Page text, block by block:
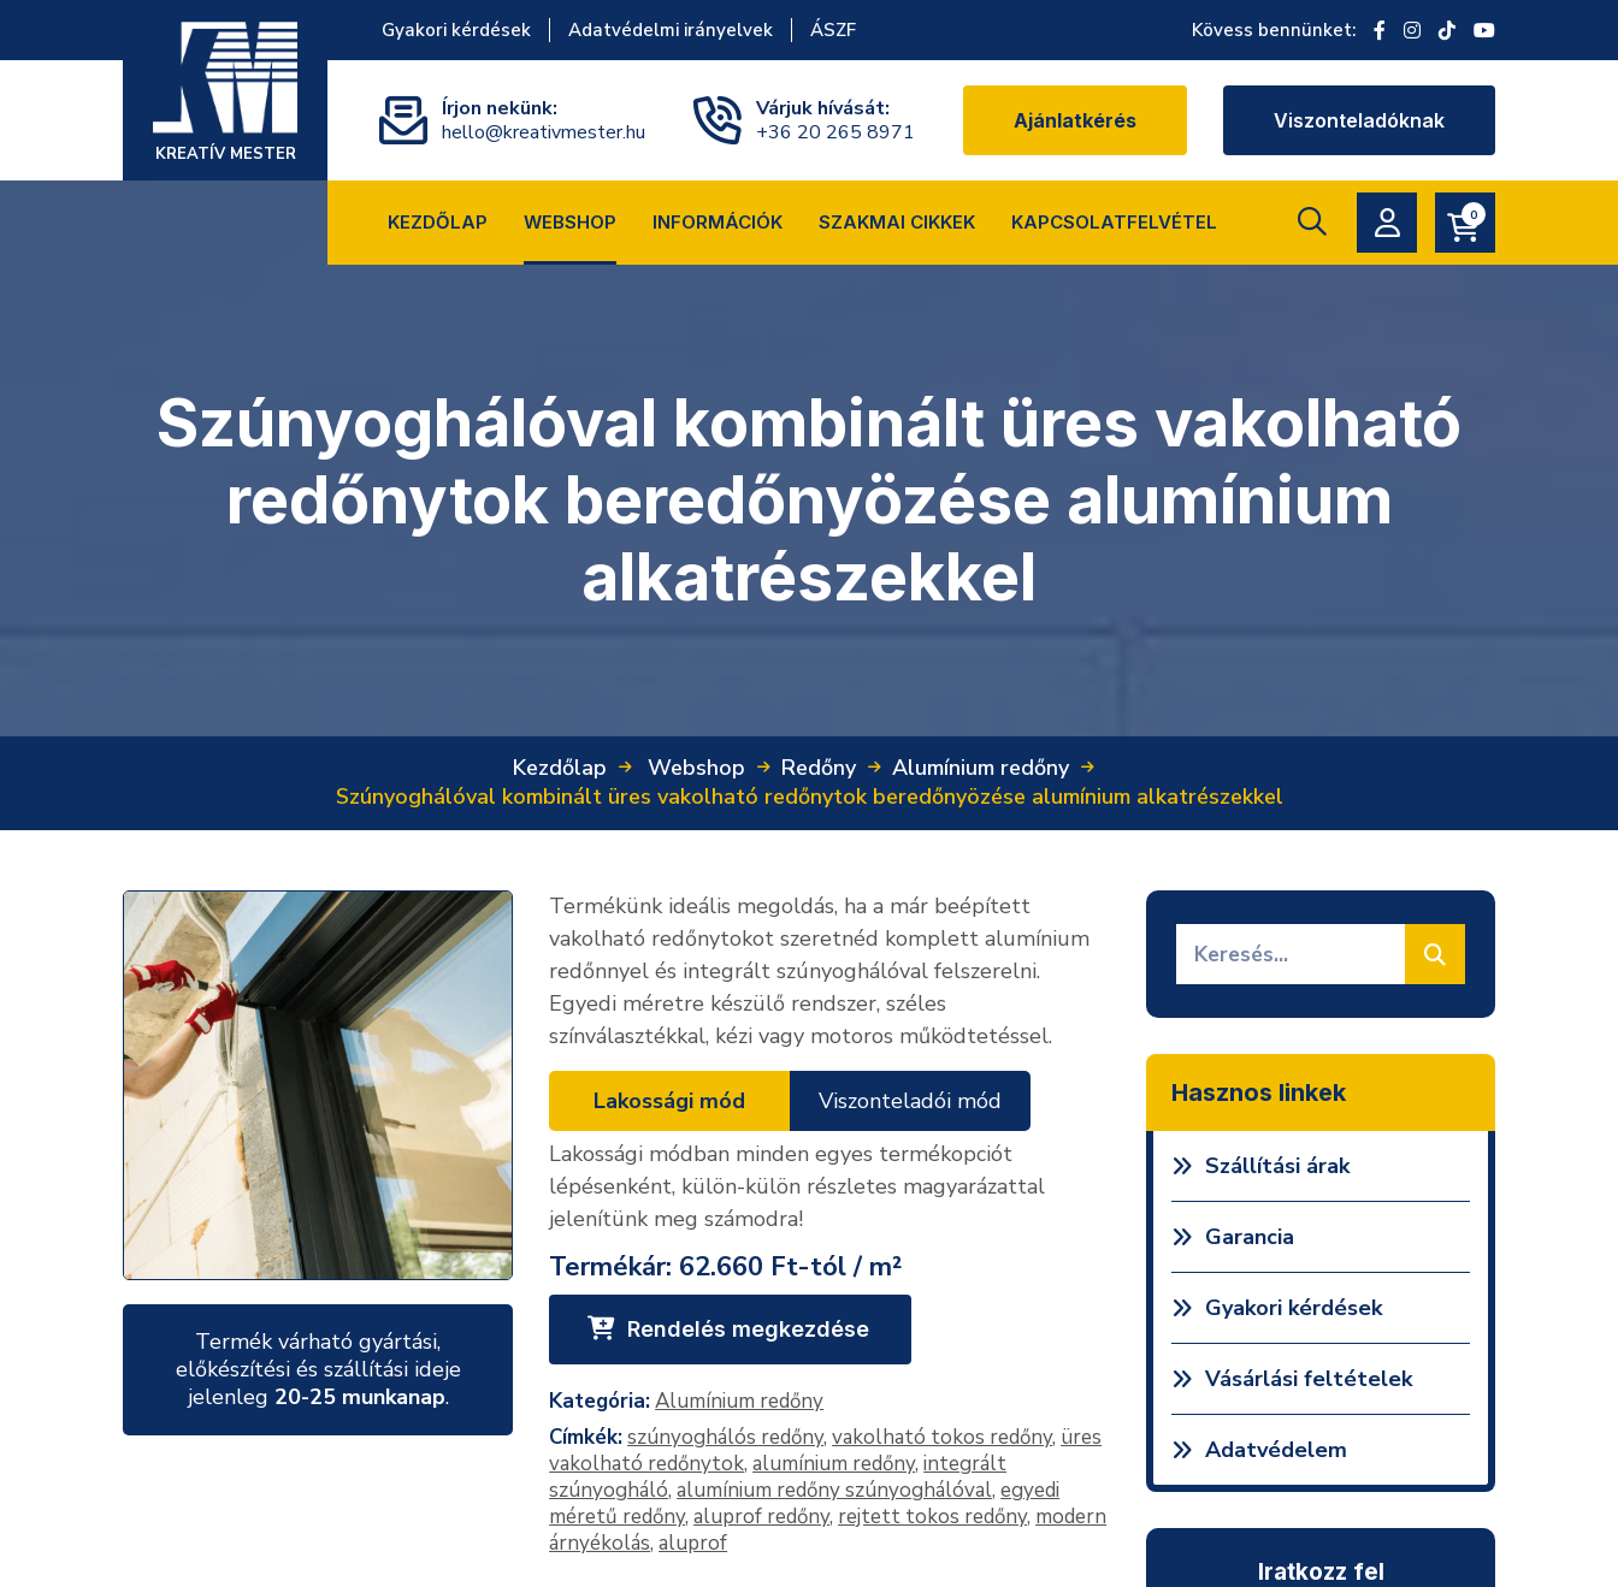
Gyakori kérdések Adatvédelmi irányelvek ÁSZF Kövess bennünket:
KREATÍV MESTER
Írjon nekünk:
hello@kreativmester.hu
Várjuk hívását:
+36 20 265 8971
Ajánlatkérés Viszonteladóknak
KEZDŐLAP WEBSHOP INFORMÁCIÓK SZAKMAI CIKKEK KAPCSOLATFELVÉTEL 0
Szúnyoghálóval kombinált üres vakolható
redőnytok beredőnyözése alumínium
alkatrészekkel
Kezdőlap Webshop Redőny
Alumínium redőny
Szúnyoghálóval kombinált üres vakolható redőnytok beredőnyözése alumínium alkatrészekkel
Termék várható gyártási,
előkészítési és szállítási ideje
jelenleg 20-25 munkanap.
Termékünk ideális megoldás, ha a már beépített
vakolható redőnytokot szeretnéd komplett alumínium
redőnnyel és integrált szúnyoghálóval felszerelni.
Egyedi méretre készülő rendszer, széles
színválasztékkal, kézi vagy motoros működtetéssel.
Lakossági mód
Viszonteladói mód
Lakossági módban minden egyes termékopciót
lépésenként, külön-külön részletes magyarázattal
jelenítünk meg számodra!
Termékár: 62.660 Ft-tól / m²
Rendelés megkezdése
Kategória:Alumínium redőny
Címkék:szúnyoghálós redőny,vakolható tokos redőny, üres
vakolható redőnytok,alumínium redőny,integrált
szúnyogháló,alumínium redőny szúnyoghálóval,egyedi
méretű redőny,aluprof redőny, rejtett tokos redőny, modern
árnyékolás,aluprof
Hasznos linkek
Szállítási árak
Garancia
Gyakori kérdések
Vásárlási feltételek
Adatvédelem
Iratkozz fel